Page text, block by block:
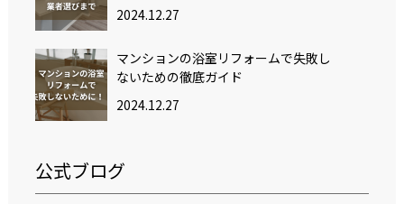
2024.12.27
マンションの浴室リフォームで失敗し
ないための徹底ガイド
2024.12.27
公式ブログ